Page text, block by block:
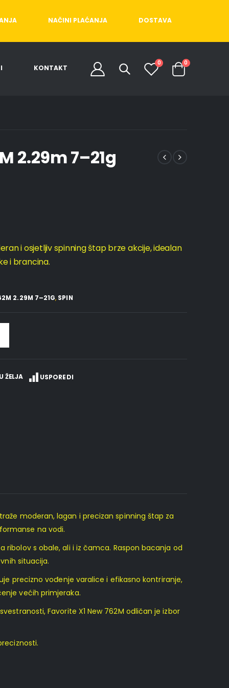
NAČINI PLAĆANJA DOSTAVA
KONTAKT
0 0
2.29m 7–21g
i osjetljiv spinning štap brze akcije, idealan
i brancina.
2.29M 7–21G, SPIN
ŽELJA USPOREDI
moderan, lagan i precizan spinning štap za
na vodi.
s obale, ali i iz čamca. Raspon bacanja od
situacija.
precizno vođenje varalice i efikasno kontriranje,
većih primjeraka.
Favorite X1 New 762M odličan je izbor